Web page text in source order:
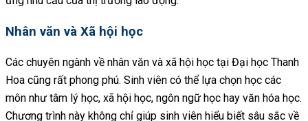
Nhân văn và Xã hội học
Các chuyên ngành về nhân văn và xã hội học tại Đại học Thanh
Hoa cũng rất phong phú. Sinh viên có thể lựa chọn học các
môn như tâm lý học, xã hội học, ngôn ngữ học hay văn hóa học.
Chương trình này không chỉ giúp sinh viên hiểu biết sâu sắc về